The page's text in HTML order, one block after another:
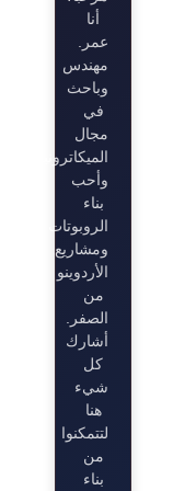
أنا
عمر.
مهندس
وباحث
في
مجال
الميكاترونيات،
وأحب
بناء
الروبوتات
ومشاريع
الأردوينو
من
الصفر.
أشارك
كل
شيء
هنا
لتتمكنوا
من
بناء